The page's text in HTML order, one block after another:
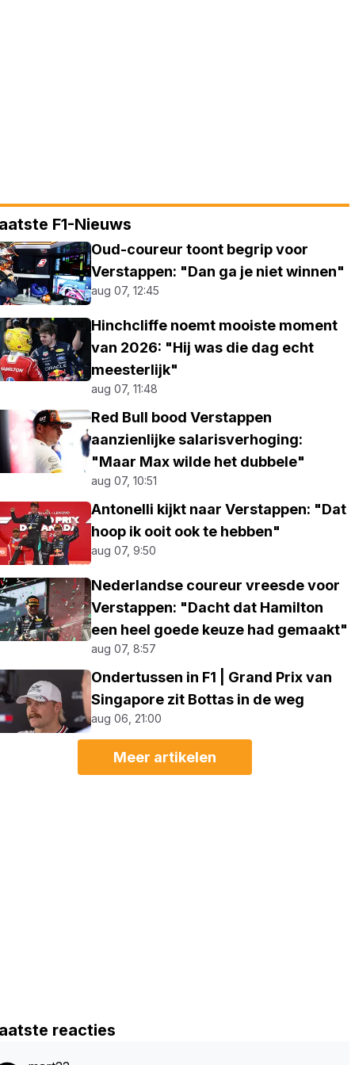
F1-Nieuws
Oud-coureur toont begrip voor
Verstappen: "Dan ga je niet winnen"
aug 07, 12:45
Hinchcliffe noemt mooiste moment
van 2026: "Hij was die dag echt
meesterlijk"
aug 07, 11:48
Red Bull bood Verstappen
aanzienlijke salarisverhoging:
"Maar Max wilde het dubbele"
aug 07, 10:51
Antonelli kijkt naar Verstappen: "Dat
hoop ik ooit ook te hebben"
aug 07, 9:50
Nederlandse coureur vreesde voor
Verstappen: "Dacht dat Hamilton
een heel goede keuze had gemaakt"
aug 07, 8:57
Ondertussen in F1 | Grand Prix van
Singapore zit Bottas in de weg
aug 06, 21:00
Meer artikelen
reacties